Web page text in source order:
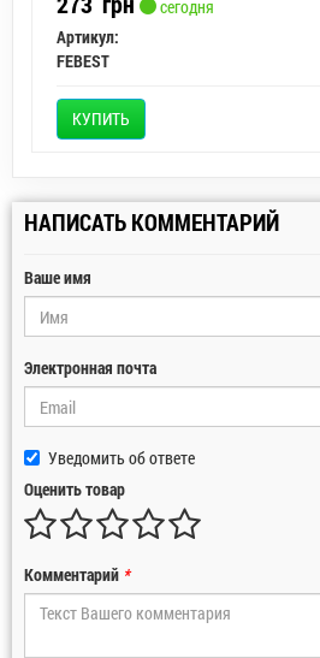
сегодня
Артикул:
FEBEST
КУПИТЬ
НАПИСАТЬ КОММЕНТАРИЙ
Ваше имя
Электронная почта
Уведомить об ответе
Оценить товар
Комментарий *